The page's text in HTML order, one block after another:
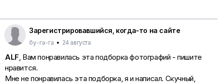
Зарегистрировавшийся, когда-то на сайте
бу-га-га • 24 августа
ALF, Вам понравилась эта подборка фотографий - пишите
нравится.
Мне не понравилась эта подборка, я и написал. Скучный,